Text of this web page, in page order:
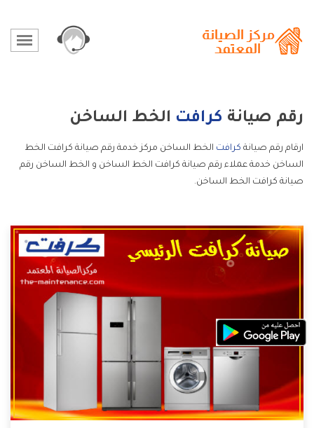
رقم صيانة كرافت الخط الساخن
ارقام رقم صيانة كرافت الخط الساخن مركز خدمة رقم صيانة كرافت الخط
الساخن خدمة عملاء رقم صيانة كرافت الخط الساخن و الخط الساخن رقم
صيانة كرافت الخط الساخن.